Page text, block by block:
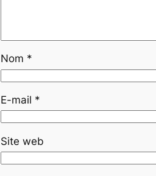
Nom *
E-mail *
Site web